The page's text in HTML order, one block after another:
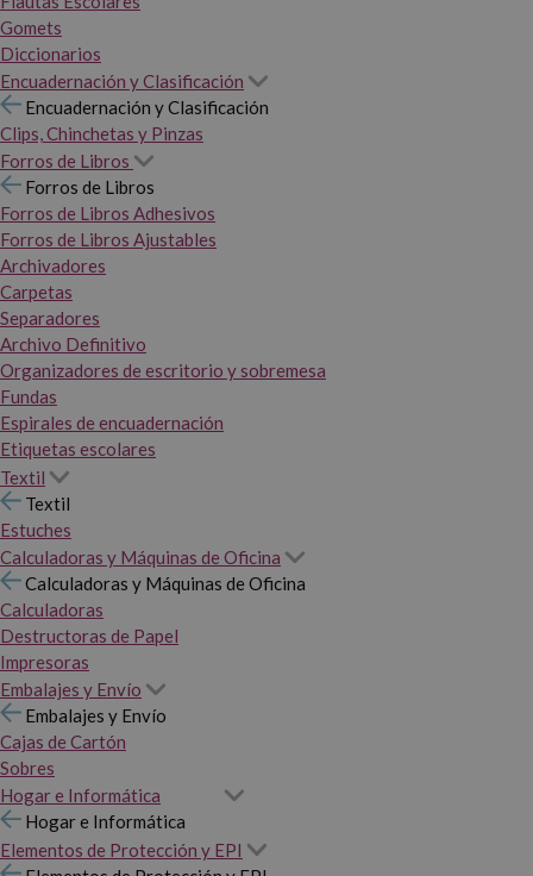
Gomets
Diccionarios
Encuadernación y Clasificación
Encuadernación y Clasificación
Clips, Chinchetas y Pinzas
Forros de Libros
Forros de Libros
Forros de Libros Adhesivos
Forros de Libros Ajustables
Archivadores
Carpetas
Separadores
Archivo Definitivo
Organizadores de escritorio y sobremesa
Fundas
Espirales de encuadernación
Etiquetas escolares
Textil
Textil
Estuches
Calculadoras y Máquinas de Oficina
Calculadoras y Máquinas de Oficina
Calculadoras
Destructoras de Papel
Impresoras
Embalajes y Envío
Embalajes y Envío
Cajas de Cartón
Sobres
Hogar e Informática
Hogar e Informática
Elementos de Protección y EPI